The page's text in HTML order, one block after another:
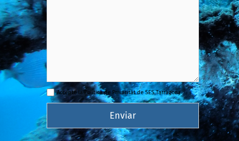
Accepto la Política de Privacitat de SES Tarragona